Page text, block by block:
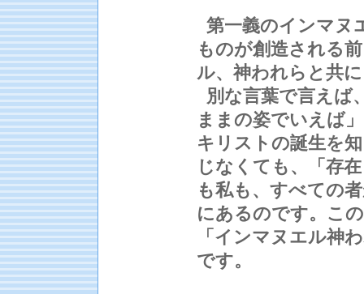
第一義のインマヌ
ものが創造される
ル、神われらと共
別な言葉で言えば
ままの姿でいえば
キリストの誕生を
じなくても、「存
も私も、すべての
にあるのです。こ
「インマヌエル神
です。